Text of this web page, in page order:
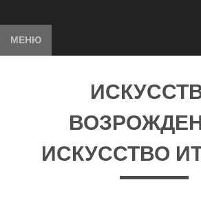
МЕНЮ
ИСКУССТВО